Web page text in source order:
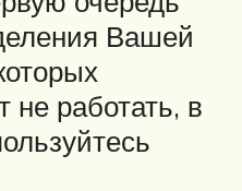
Вашей
не работать, в